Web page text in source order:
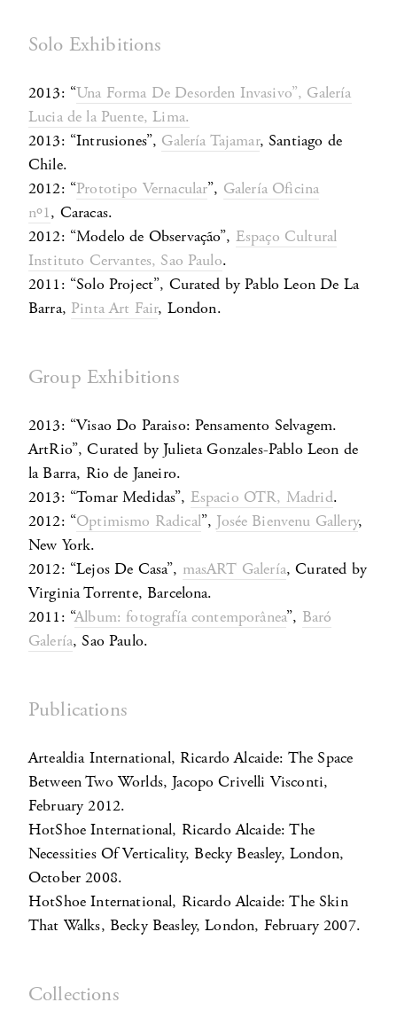
Solo Exhibitions
2013: “Una Forma De Desorden Invasivo”, Galería
Lucia de la Puente, Lima.
2013: “Intrusiones”, Galería Tajamar, Santiago de
Chile.
2012: “Prototipo Vernacular”, Galería Oficina
nº1, Caracas.
2012: “Modelo de Observação”, Espaço Cultural
Instituto Cervantes, Sao Paulo.
2011: “Solo Project”, Curated by Pablo Leon De La
Barra, Pinta Art Fair, London.
Group Exhibitions
2013: “Visao Do Paraiso: Pensamento Selvagem.
ArtRio”, Curated by Julieta Gonzales-Pablo Leon de
la Barra, Rio de Janeiro.
2013: “Tomar Medidas”, Espacio OTR, Madrid.
2012: “Optimismo Radical”, Josée Bienvenu Gallery,
New York.
2012: “Lejos De Casa”, masART Galería, Curated by
Virginia Torrente, Barcelona.
2011: “Album: fotografía contemporânea”, Baró
Galería, Sao Paulo.
Publications
Artealdia International, Ricardo Alcaide: The Space
Between Two Worlds, Jacopo Crivelli Visconti,
February 2012.
HotShoe International, Ricardo Alcaide: The
Necessities Of Verticality, Becky Beasley, London,
October 2008.
HotShoe International, Ricardo Alcaide: The Skin
That Walks, Becky Beasley, London, February 2007.
Collections